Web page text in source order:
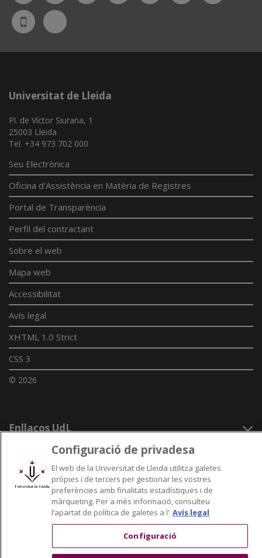
UdL
App
Bluesky
Universitat de Lleida
Pl. de Víctor Siurana, 1
25003 Lleida
Tel. +34 973 702 000
Seu Electrònica
Oficina d'Assistència en Matèria de Registres
Portal de Transparència
Perfil del contractant
Sobre el web
Mapa web
Accessibilitat
Avís legal
XHTML 1.0 Strict
CSS 3
© 2026
Enllaços UdL
Xarxes universitàries
Configuració de privadesa
El web de la Universitat de Lleida utilitza galetes
pròpies i de tercers per gestionar les vostres
preferències amb finalitats estadístiques i de
màrqueting. Per a més informació, consulteu
l’apartat de política de galetes a l' Avís legal
Configuració